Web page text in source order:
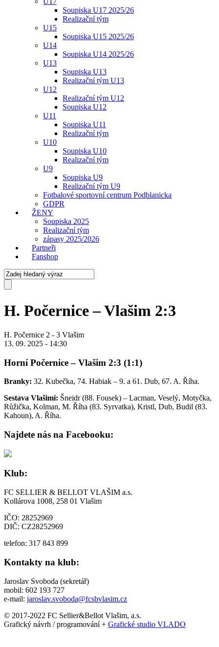
Soupiska U17 2025/26
Realizační tým
U15
Soupiska U15 2025/26
U14
Soupiska U14 2025/26
U13
Soupiska U13
Realizační tým U13
U12
Realizační tým U12
Soupiska U12
U11
Soupiska U11
Realizační tým
U10
Soupiska U10
Realizační tým
U9
Soupiska U9
Realizační tým U9
Fotbalové sportovní centrum Podblanicka
GDPR
ŽENY
Soupiska 2025
Realizační tým
zápasy 2025/2026
Partneři
Fanshop
H. Počernice – Vlašim 2:3
H. Počernice 2 - 3 Vlašim
13. 09. 2025 - 14:30
Horní Počernice – Vlašim 2:3 (1:1)
Branky: 32. Kubečka, 74. Habiak – 9. a 61. Dub, 67. A. Říha.
Sestava Vlašimi: Šneidr (88. Fousek) – Lacman, Veselý, Motyčka,
Růžička, Kolman, M. Říha (83. Syrvatka), Kristl, Dub, Budil (83.
Kahoun), A. Říha.
Najdete nás na Facebooku:
Klub:
FC SELLIER & BELLOT VLAŠIM a.s.
Kollárova 1008, 258 01 Vlašim
IČO: 28252969
DIČ: CZ28252969
telefon: 317 843 899
Kontakty na klub:
Jaroslav Svoboda (sekretář)
mobil: 602 193 727
e-mail: jaroslav.svoboda@fcsbvlasim.cz
© 2017-2022 FC Sellier&Bellot Vlašim, a.s.
Grafický návrh / programování + Grafické studio VLADO